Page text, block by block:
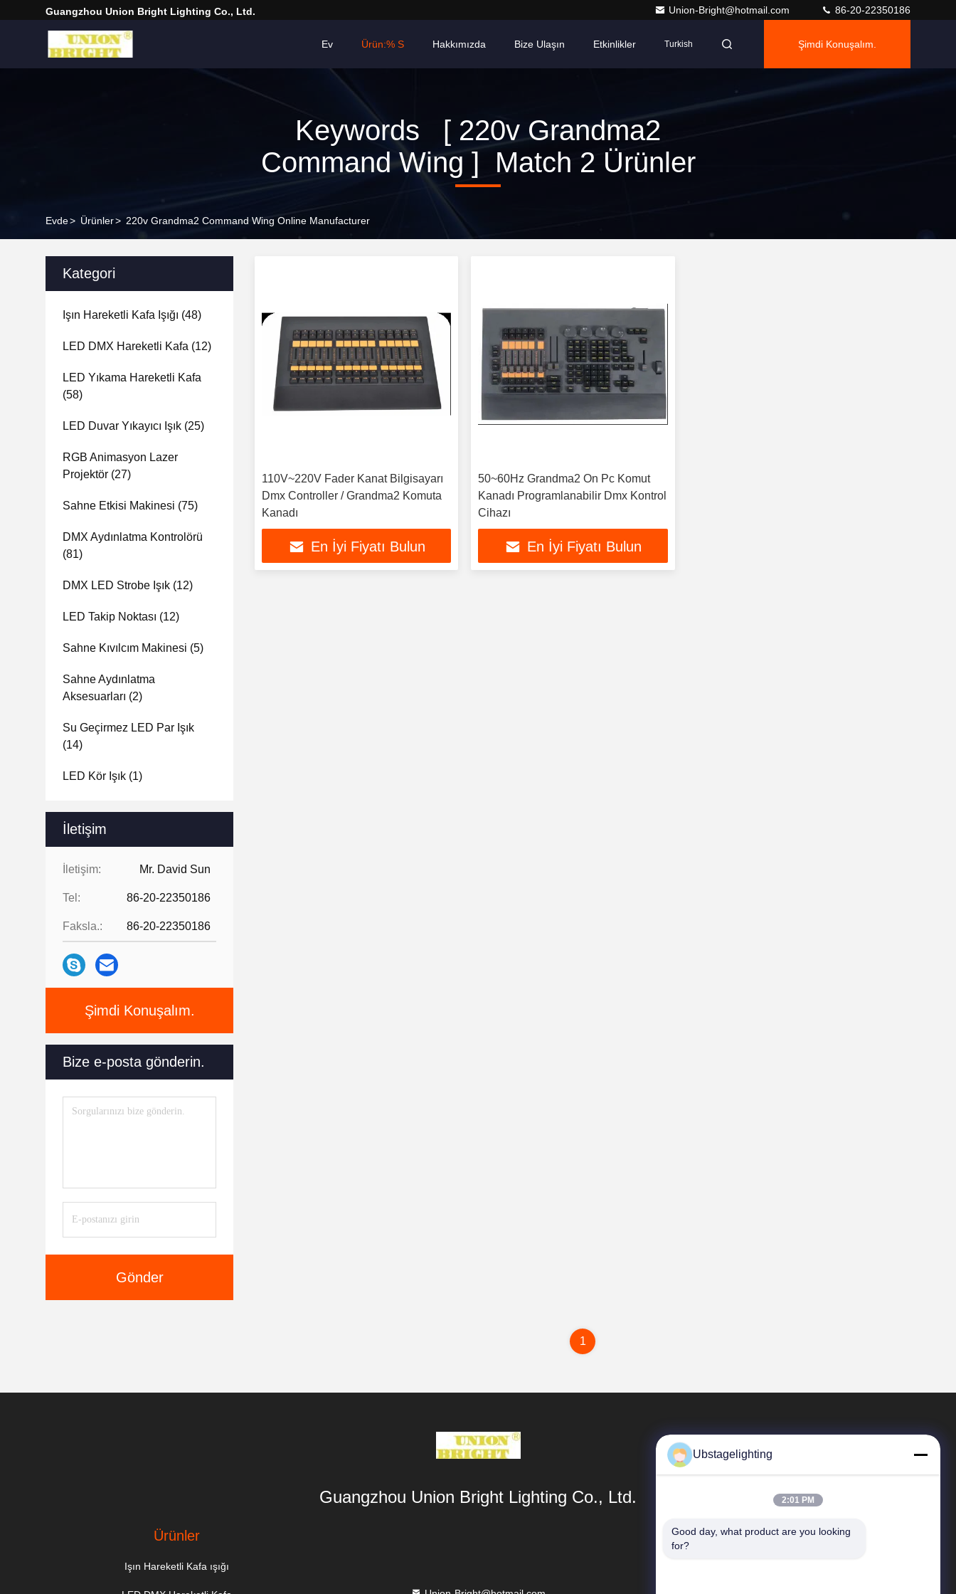
Guangzhou Union Bright Lighting Co., Ltd. Union-Bright@hotmail.com 86-20-22350186
Ev Ürün:% S Hakkımızda Bize Ulaşın Etkinlikler Turkish Şimdi Konuşalım.
Keywords [ 220v Grandma2
Command Wing ] Match 2 Ürünler
Evde> Ürünler> 220v Grandma2 Command Wing Online Manufacturer
Kategori
Işın Hareketli Kafa Işığı (48)
LED DMX Hareketli Kafa (12)
LED Yıkama Hareketli Kafa
(58)
LED Duvar Yıkayıcı Işık (25)
RGB Animasyon Lazer
Projektör (27)
Sahne Etkisi Makinesi (75)
DMX Aydınlatma Kontrolörü
(81)
DMX LED Strobe Işık (12)
LED Takip Noktası (12)
Sahne Kıvılcım Makinesi (5)
Sahne Aydınlatma
Aksesuarları (2)
Su Geçirmez LED Par Işık
(14)
LED Kör Işık (1)
İletişim
İletişim: Mr. David Sun
Tel: 86-20-22350186
Faksla.: 86-20-22350186
Şimdi Konuşalım.
Bize e-posta gönderin.
Gönder
110V~220V Fader Kanat Bilgisayarı
Dmx Controller / Grandma2 Komuta
Kanadı
En İyi Fiyatı Bulun
50~60Hz Grandma2 On Pc Komut
Kanadı Programlanabilir Dmx Kontrol
Cihazı
En İyi Fiyatı Bulun
1
Guangzhou Union Bright Lighting Co., Ltd.
Ürünler
Işın Hareketli Kafa ışığı
Hızlı Linkler
Ubstagelighting
2:01 PM
Good day, what product are you looking
for?